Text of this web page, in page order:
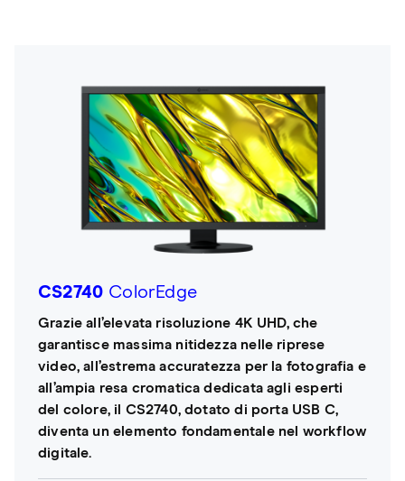
CS2740 ColorEdge
Grazie all’elevata risoluzione 4K UHD, che
garantisce massima nitidezza nelle riprese
video, all’estrema accuratezza per la fotografia e
all’ampia resa cromatica dedicata agli esperti
del colore, il CS2740, dotato di porta USB C,
diventa un elemento fondamentale nel workflow
digitale.